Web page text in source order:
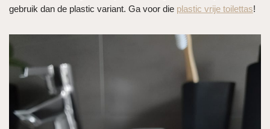
gebruik dan de plastic variant. Ga voor die plastic vrije toilettas!